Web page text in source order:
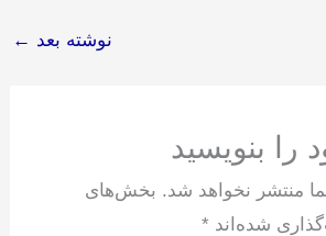
نوشته بعد ←
را بنویسید
منتشر نخواهد شد. بخش‌های
شده‌اند *